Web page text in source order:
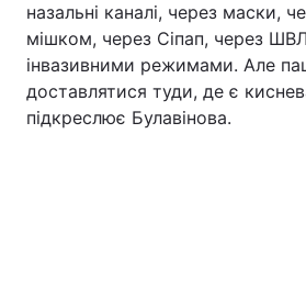
назальні каналі, через маски,
мішком, через Сіпап, через
інвазивними режимами. Але
доставлятися туди, де є
підкреслює Булавінова.